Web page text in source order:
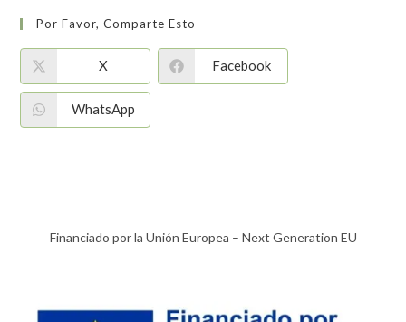
Por Favor, Comparte Esto
X Facebook
WhatsApp
Financiado por la Unión Europea – Next Generation EU​